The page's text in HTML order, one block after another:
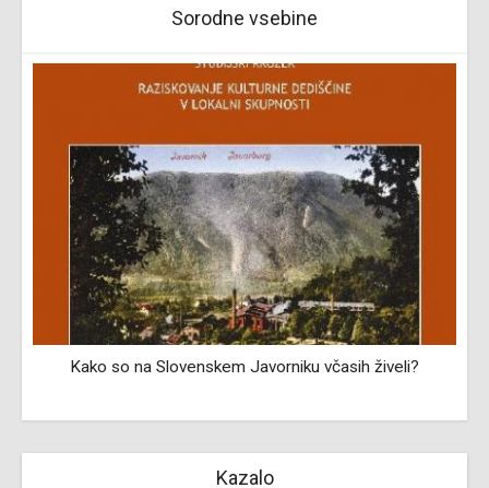
Sorodne vsebine
Kako so na Slovenskem Javorniku včasih živeli?
Kazalo